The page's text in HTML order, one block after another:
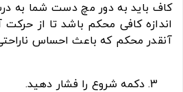
کاف باید به دور مچ دست شما به
اندازه کافی محکم باشد تا از
آنقدر محکم که باعث احساس
دکمه شروع را فشار دهید.